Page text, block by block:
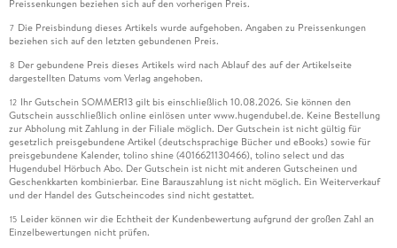
Preissenkungen beziehen sich auf den vorherigen Preis.
7 Die Preisbindung dieses Artikels wurde aufgehoben. Angaben zu Preissenkungen
beziehen sich auf den letzten gebundenen Preis.
8 Der gebundene Preis dieses Artikels wird nach Ablauf des auf der Artikelseite
dargestellten Datums vom Verlag angehoben.
12 Ihr Gutschein SOMMER13 gilt bis einschließlich 10.08.2026. Sie können den
Gutschein ausschließlich online einlösen unter www.hugendubel.de. Keine Bestellung
zur Abholung mit Zahlung in der Filiale möglich. Der Gutschein ist nicht gültig für
gesetzlich preisgebundene Artikel (deutschsprachige Bücher und eBooks) sowie für
preisgebundene Kalender, tolino shine (4016621130466), tolino select und das
Hugendubel Hörbuch Abo. Der Gutschein ist nicht mit anderen Gutscheinen und
Geschenkkarten kombinierbar. Eine Barauszahlung ist nicht möglich. Ein Weiterverkauf
und der Handel des Gutscheincodes sind nicht gestattet.
15 Leider können wir die Echtheit der Kundenbewertung aufgrund der großen Zahl an
Einzelbewertungen nicht prüfen.